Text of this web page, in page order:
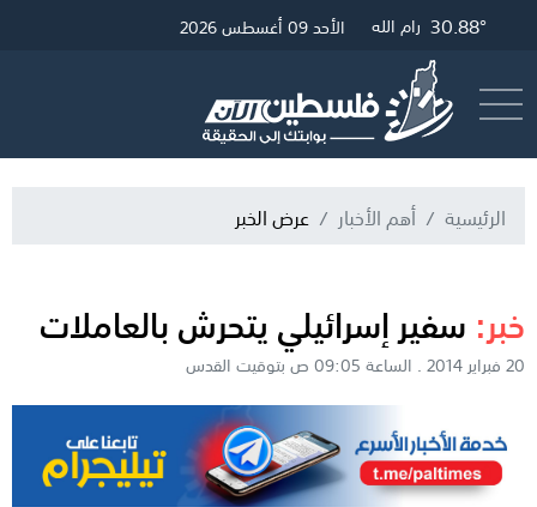
33.25° غزة 31.12° القدس 30.88° رام الله الأحد 09 أغسطس 2026
الرئيسية أهم الأخبار عرض الخبر
خبر: سفير إسرائيلي يتحرش بالعاملات
20 فبراير 2014 . الساعة 09:05 ص بتوقيت القدس